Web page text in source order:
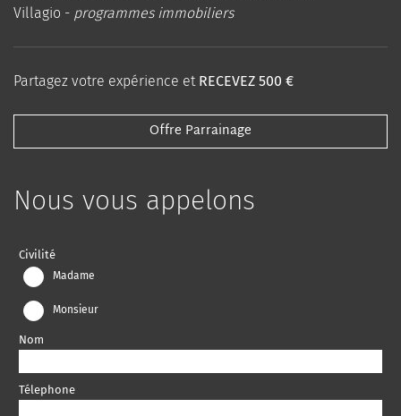
Villagio - programmes immobiliers
Partagez votre expérience et RECEVEZ 500 €
Offre Parrainage
Nous vous appelons
Leave
this
field
blank
Civilité
Madame
Monsieur
Nom
Télephone